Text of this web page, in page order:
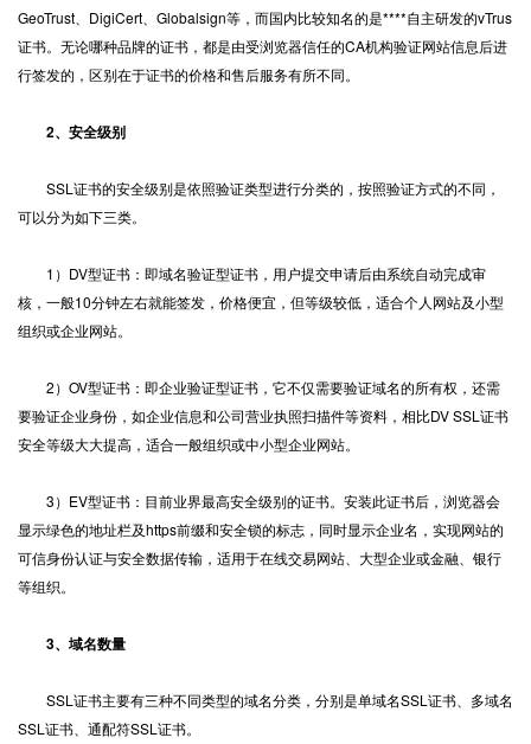
GeoTrust、DigiCert、Globalsign等，而国内比较知名的是****自主研发的vTrus
证书。无论哪种品牌的证书，都是由受浏览器信任的CA机构验证网站信息后进
行签发的，区别在于证书的价格和售后服务有所不同。
2、安全级别
SSL证书的安全级别是依照验证类型进行分类的，按照验证方式的不同，
可以分为如下三类。
1）DV型证书：即域名验证型证书，用户提交申请后由系统自动完成审
核，一般10分钟左右就能签发，价格便宜，但等级较低，适合个人网站及小型
组织或企业网站。
2）OV型证书：即企业验证型证书，它不仅需要验证域名的所有权，还需
要验证企业身份，如企业信息和公司营业执照扫描件等资料，相比DV SSL证书
安全等级大大提高，适合一般组织或中小型企业网站。
3）EV型证书：目前业界最高安全级别的证书。安装此证书后，浏览器会
显示绿色的地址栏及https前缀和安全锁的标志，同时显示企业名，实现网站的
可信身份认证与安全数据传输，适用于在线交易网站、大型企业或金融、银行
等组织。
3、域名数量
SSL证书主要有三种不同类型的域名分类，分别是单域名SSL证书、多域名
SSL证书、通配符SSL证书。